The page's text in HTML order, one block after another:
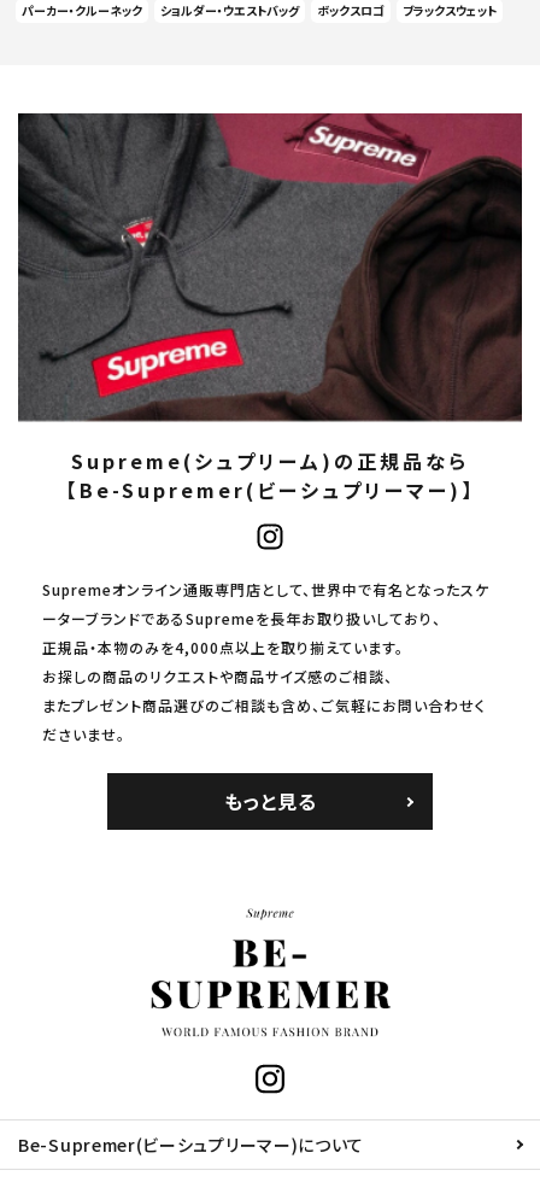
パーカー・クルーネック
ショルダー・ウエストバッグ ボックスロゴ ブラックスウェット
Supreme(シュプリーム)の正規品なら
【Be-Supremer(ビーシュプリーマー)】
Supremeオンライン通販専門店として、世界中で有名となったスケ
ーターブランドであるSupremeを長年お取り扱いしており、
正規品・本物のみを4,000点以上を取り揃えています。
お探しの商品のリクエストや商品サイズ感のご相談、
またプレゼント商品選びのご相談も含め、ご気軽にお問い合わせく
ださいませ。
もっと見る
Be-Supremer(ビーシュプリーマー)について